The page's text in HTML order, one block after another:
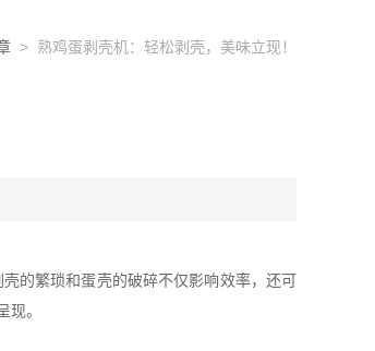
> 熟鸡蛋剥壳机：轻松剥壳，美味立现！
的繁琐和蛋壳的破碎不仅影响效率，还可
。